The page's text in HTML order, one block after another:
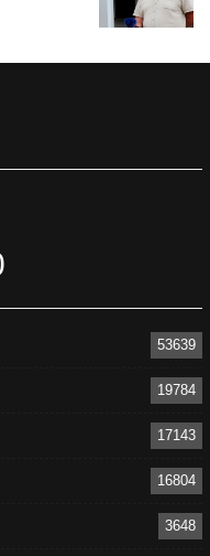
53639
19784
17143
16804
3648